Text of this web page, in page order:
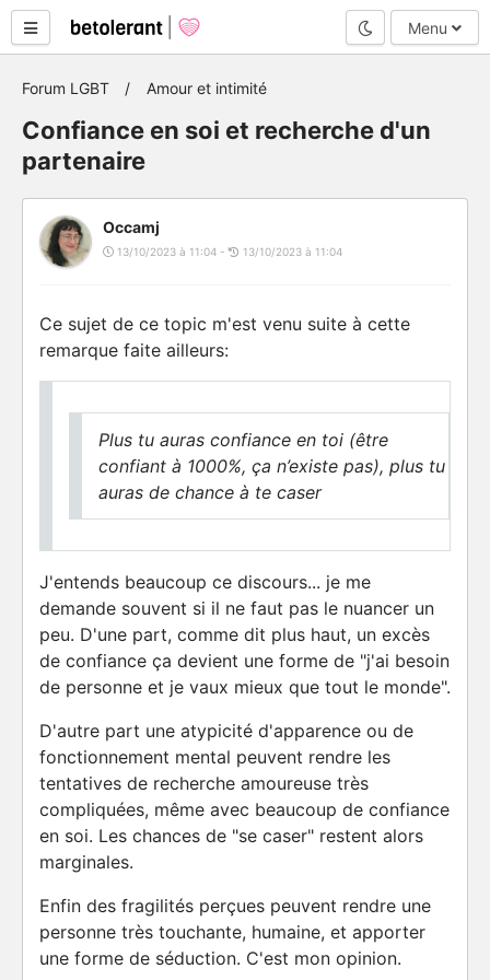
Mode nuit
Menu
Forum LGBT Amour et intimité
Confiance en soi et recherche d'un
partenaire
Occamj
13/10/2023 à 11:04 - 13/10/2023 à 11:04
Ce sujet de ce topic m'est venu suite à cette
remarque faite ailleurs:
Plus tu auras confiance en toi (être
confiant à 1000%, ça n’existe pas), plus tu
auras de chance à te caser
J'entends beaucoup ce discours... je me
demande souvent si il ne faut pas le nuancer un
peu. D'une part, comme dit plus haut, un excès
de confiance ça devient une forme de "j'ai besoin
de personne et je vaux mieux que tout le monde".
D'autre part une atypicité d'apparence ou de
fonctionnement mental peuvent rendre les
tentatives de recherche amoureuse très
compliquées, même avec beaucoup de confiance
en soi. Les chances de "se caser" restent alors
marginales.
Enfin des fragilités perçues peuvent rendre une
personne très touchante, humaine, et apporter
une forme de séduction. C'est mon opinion.